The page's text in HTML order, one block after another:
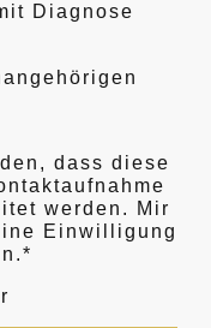
Diagnose
dass diese
werden. Mir
Einwilligung